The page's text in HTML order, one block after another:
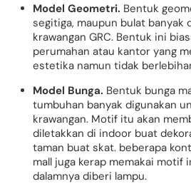
Model Geometri. Bentuk
segitiga, maupun bulat banyak
krawangan GRC. Bentuk ini
perumahan atau kantor yang
estetika namun tidak
Model Bunga. Bentuk bunga
tumbuhan banyak digunakan
krawangan. Motif itu akan
diletakkan di indoor buat
taman buat skat. beberapa
mall juga kerap memakai motif
dalamnya diberi lampu.